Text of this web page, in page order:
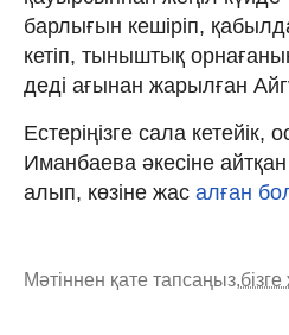
барлығын кешіріп,
кетіп, тыныштық
деді ағынан жарылған
Естеріңізге сала кетейік,
Иманбаева әкесіне
алып, көзіне жас алған
Мәтіннен қате тапсаңыз,